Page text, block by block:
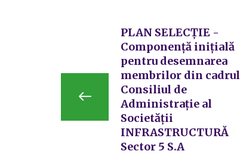
PLAN SELECȚIE -
Componență inițială
pentru desemnarea
membrilor din cadrul
Consiliul de
Administrație al
Societății
INFRASTRUCTURĂ
Sector 5 S.A